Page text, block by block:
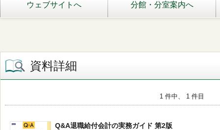
ウェブサイトへ
分館・分室案内へ
資料詳細
1 件中、 1 件目
Q&A退職給付会計の実務ガイド 第2版